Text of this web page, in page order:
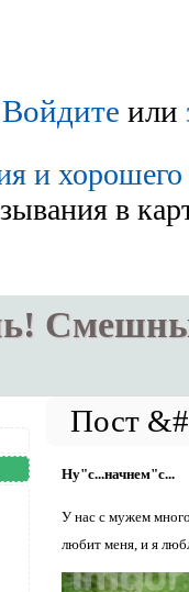
Войдите или
и хорошего
в
Ну"с...начнем"с...
У нас с мужем
любит меня, и я